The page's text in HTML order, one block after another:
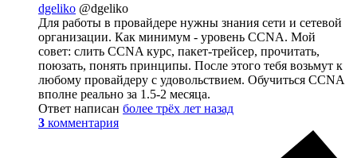
dgeliko @dgeliko
Для работы в провайдере нужны знания сети и сетевой
организации. Как минимум - уровень CCNA. Мой
совет: слить CCNA курс, пакет-трейсер, прочитать,
поюзать, понять принципы. После этого тебя возьмут к
любому провайдеру с удовольствием. Обучиться CCNA
вполне реально за 1.5-2 месяца.
Ответ написан более трёх лет назад
3 комментария